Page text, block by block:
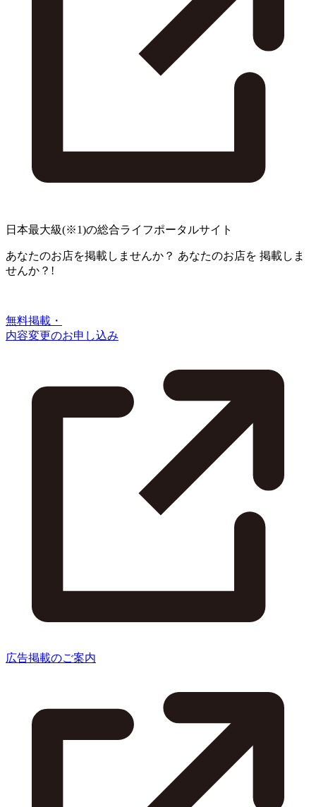
日本最大級(※1)の総合ライフポータルサイト
あなたのお店を掲載しませんか？ あなたのお店を 掲載しま
せんか？!
無料掲載・
内容変更のお申し込み
広告掲載のご案内